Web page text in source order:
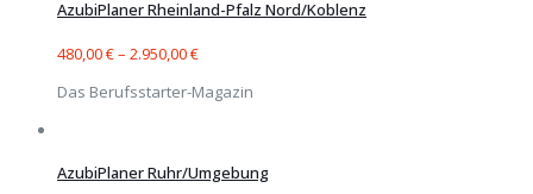
AzubiPlaner Rheinland-Pfalz Nord/Koblenz
480,00€– 2.950,00€
Das Berufsstarter-Magazin
AzubiPlaner Ruhr/Umgebung